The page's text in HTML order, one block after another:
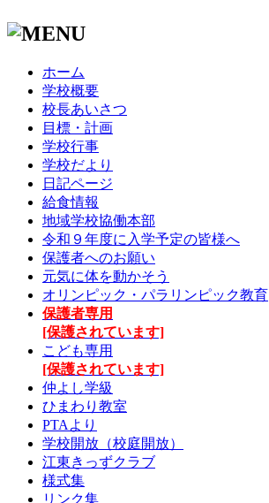
ホーム
学校概要
校長あいさつ
目標・計画
学校行事
学校だより
日記ページ
給食情報
地域学校協働本部
令和９年度に入学予定の皆様へ
保護者へのお願い
元気に体を動かそう
オリンピック・パラリンピック教育
保護者専用
[保護されています]
こども専用
[保護されています]
仲よし学級
ひまわり教室
PTAより
学校開放（校庭開放）
江東きっずクラブ
様式集
リンク集